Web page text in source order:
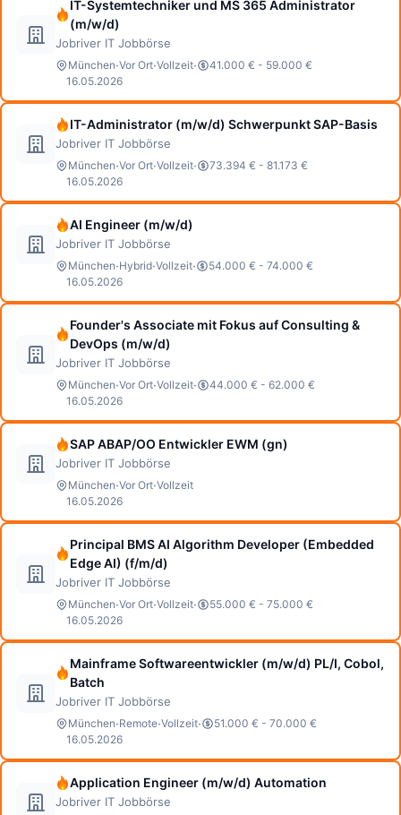
IT-Systemtechniker und MS 365 Administrator
(m/w/d)
Jobriver IT Jobbörse
München·Vor Ort·Vollzeit·
41.000 € - 59.000 €
16.05.2026
IT-Administrator (m/w/d) Schwerpunkt SAP-Basis
Jobriver IT Jobbörse
München·Vor Ort·Vollzeit·
73.394 € - 81.173 €
16.05.2026
AI Engineer (m/w/d)
Jobriver IT Jobbörse
München·Hybrid·Vollzeit·
54.000 € - 74.000 €
16.05.2026
Founder's Associate mit Fokus auf Consulting &
DevOps (m/w/d)
Jobriver IT Jobbörse
München·Vor Ort·Vollzeit·
44.000 € - 62.000 €
16.05.2026
SAP ABAP/OO Entwickler EWM (gn)
Jobriver IT Jobbörse
München·Vor Ort·Vollzeit
16.05.2026
Principal BMS AI Algorithm Developer (Embedded
Edge AI) (f/m/d)
Jobriver IT Jobbörse
München·Vor Ort·Vollzeit·
55.000 € - 75.000 €
16.05.2026
Mainframe Softwareentwickler (m/w/d) PL/I, Cobol,
Batch
Jobriver IT Jobbörse
München·Remote·Vollzeit·
51.000 € - 70.000 €
16.05.2026
Application Engineer (m/w/d) Automation
Jobriver IT Jobbörse